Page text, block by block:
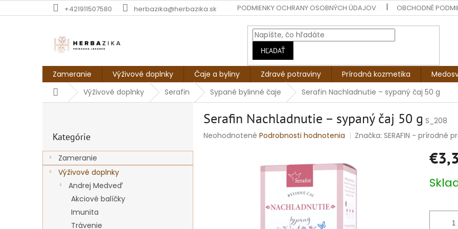
na
+421911507580 herbazika@herbazika.sk PODMIENKY OCHRANY OSOBNÝCH ÚDAJOV OBCHODNÉ
HĽADAŤ
Zameranie Výživové doplnky Čaje a byliny Zdravé potraviny Prírodná kozmetika
DomovVýživové doplnky Serafin Sypané bylinné čaje Serafin Nachladnutie – sypaný čaj 50 g
ý
p
kategórie
Kategórie
Zameranie
Výživové doplnky
Andrej Medveď
Akciové balíčky
Imunita
Trávenie
Serafin Nachladnutie – sypaný čaj 50 g S_208
Priemerné
Neohodnotené Podrobnosti hodnotenia Značka:SERAFIN - prírodné
cena: